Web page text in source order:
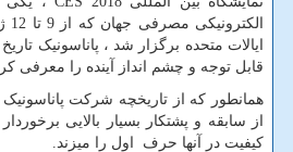
قابل توجه و چشم انداز آینده را معرفی
همانطور که از تاریخچه شرکت
از سابقه و پشتکار بسیار بالایی
کیفیت در آنها حرف اول را میزند.